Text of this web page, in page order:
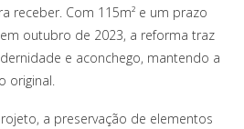
receber. Com 115m² e um prazo
outubro de 2023, a reforma traz
e aconchego, mantendo a
original.
a preservação de elementos